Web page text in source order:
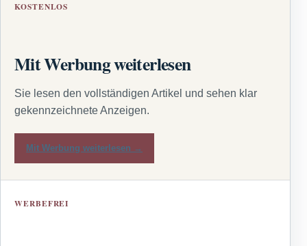
KOSTENLOS
Mit Werbung weiterlesen
Sie lesen den vollständigen Artikel und sehen klar
gekennzeichnete Anzeigen.
Mit Werbung weiterlesen →
WERBEFREI